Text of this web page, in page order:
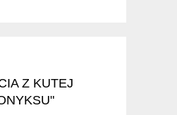
Z KUTEJ